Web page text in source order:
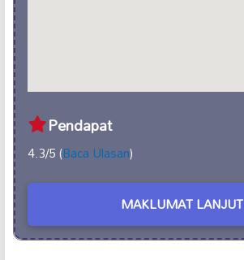
Pendapat
4.3/5 (Baca Ulasan)
MAKLUMAT LANJUT